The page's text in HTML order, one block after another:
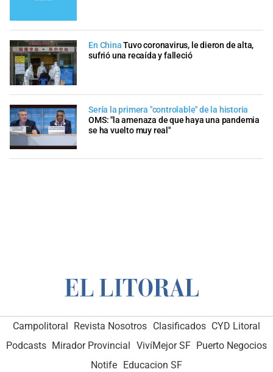
En China Tuvo coronavirus, le dieron de alta,
sufrió una recaída y falleció
Sería la primera "controlable" de la historia
OMS: "la amenaza de que haya una pandemia
se ha vuelto muy real"
Campolitoral Revista Nosotros Clasificados CYD Litoral
Podcasts Mirador Provincial VivíMejor SF Puerto Negocios
Notife Educacion SF